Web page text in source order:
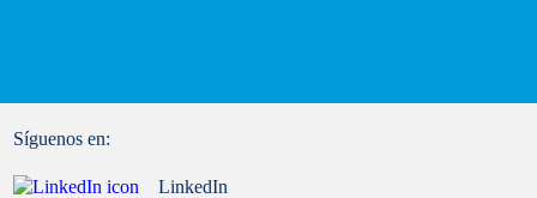
Síguenos en:
LinkedIn